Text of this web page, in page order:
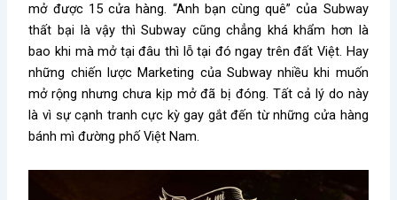
mở được 15 cửa hàng. “Anh bạn cùng quê” của Subway
thất bại là vậy thì Subway cũng chẳng khá khẩm hơn là
bao khi mà mở tại đâu thì lỗ tại đó ngay trên đất Việt. Hay
những chiến lược Marketing của Subway nhiều khi muốn
mở rộng nhưng chưa kịp mở đã bị đóng. Tất cả lý do này
là vì sự cạnh tranh cực kỳ gay gắt đến từ những cửa hàng
bánh mì đường phố Việt Nam.